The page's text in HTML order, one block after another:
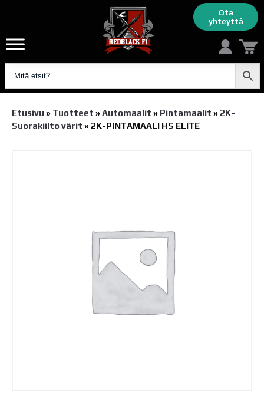
Ota
yhteyttä
Etusivu » Tuotteet » Automaalit » Pintamaalit » 2K-
Suorakiilto värit » 2K-PINTAMAALI HS ELITE